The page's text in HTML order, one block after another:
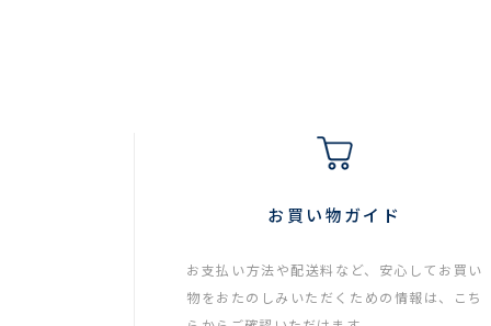
お買い物ガイド
お支払い方法や配送料など、安心してお買い
物をおたのしみいただくための情報は、こち